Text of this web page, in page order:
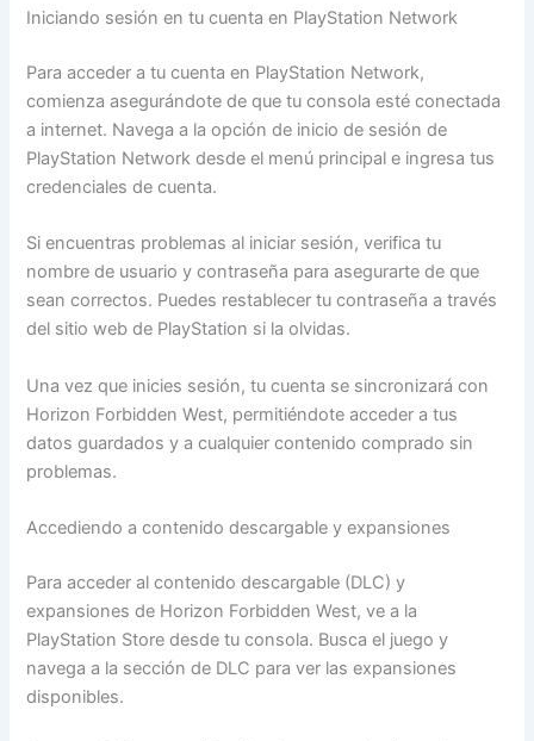
Iniciando sesión en tu cuenta en PlayStation Network
Para acceder a tu cuenta en PlayStation Network,
comienza asegurándote de que tu consola esté conectada
a internet. Navega a la opción de inicio de sesión de
PlayStation Network desde el menú principal e ingresa tus
credenciales de cuenta.
Si encuentras problemas al iniciar sesión, verifica tu
nombre de usuario y contraseña para asegurarte de que
sean correctos. Puedes restablecer tu contraseña a través
del sitio web de PlayStation si la olvidas.
Una vez que inicies sesión, tu cuenta se sincronizará con
Horizon Forbidden West, permitiéndote acceder a tus
datos guardados y a cualquier contenido comprado sin
problemas.
Accediendo a contenido descargable y expansiones
Para acceder al contenido descargable (DLC) y
expansiones de Horizon Forbidden West, ve a la
PlayStation Store desde tu consola. Busca el juego y
navega a la sección de DLC para ver las expansiones
disponibles.